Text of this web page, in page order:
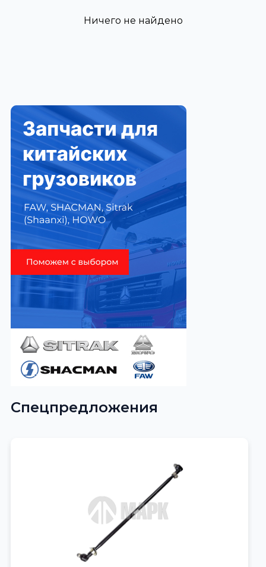
Ничего не найдено
Спецпредложения